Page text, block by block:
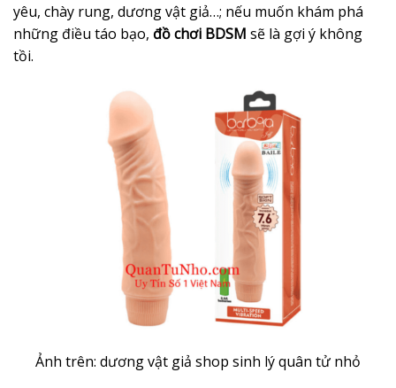
yêu, chày rung, dương vật giả…; nếu muốn khám phá
những điều táo bạo, đồ chơi BDSM sẽ là gợi ý không
tồi.
Ảnh trên: dương vật giả shop sinh lý quân tử nhỏ